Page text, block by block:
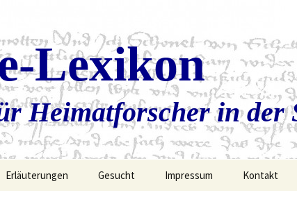
Lexikon
Heimatforscher in der
Erläuterungen Gesucht Impressum Kontakt